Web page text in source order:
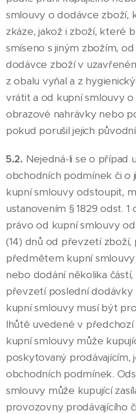
smlouvy o dodávce zboží,
zkáze, jakož i zboží, které
smíseno s jiným zbožím,
dodávce zboží v
z obalu vyňal a z
vrátit a od kupní smlouvy
obrazové nahrávky nebo
pokud porušil jejich
5.2. Nejedná-li se o případ
obchodních podmínek či o
kupní smlouvy odstoupit,
ustanovením § 1829 odst.
právo od kupní smlouvy
(14) dnů od převzetí
předmětem kupní
nebo dodání několika
převzetí poslední dodávky
kupní smlouvy musí být
lhůtě uvedené v
kupní smlouvy může
poskytovaný prodávajícím,
obchodních podmínek.
smlouvy může kupující
provozovny prodávajícího